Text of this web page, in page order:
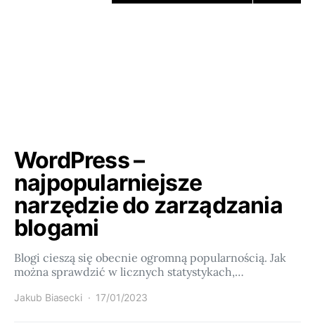
WordPress –
najpopularniejsze
narzędzie do zarządzania
blogami
Blogi cieszą się obecnie ogromną popularnością. Jak
można sprawdzić w licznych statystykach,…
Jakub Biasecki 17/01/2023